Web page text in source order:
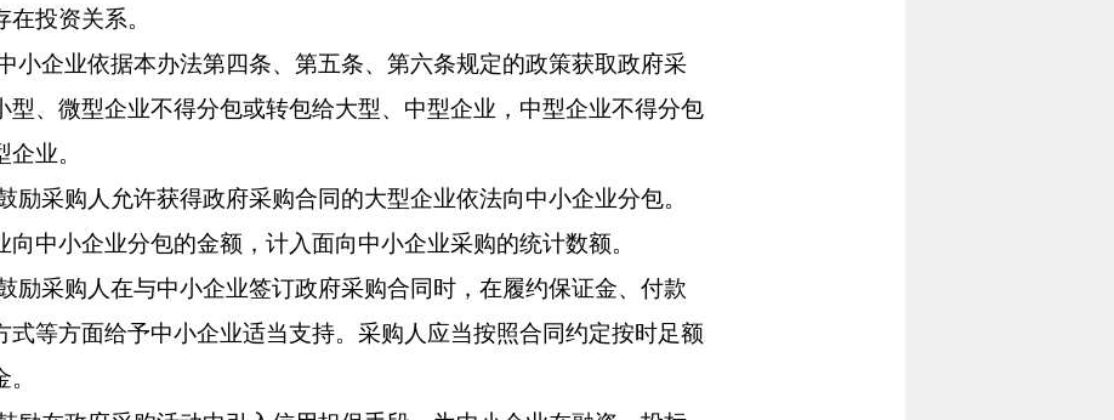
投资关系。
企业依据本办法第四条、第五条、第六条规定的政策获取政府采
型、微型企业不得分包或转包给大型、中型企业，中型企业不得分包
业。
采购人允许获得政府采购合同的大型企业依法向中小企业分包。
小企业分包的金额，计入面向中小企业采购的统计数额。
采购人在与中小企业签订政府采购合同时，在履约保证金、付款
式等方面给予中小企业适当支持。采购人应当按照合同约定按时足额